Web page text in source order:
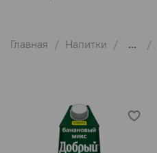
Главная Напитки ...